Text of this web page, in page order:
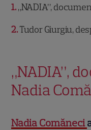
1 „NADIA”,
2 Tudor Giurgiu,
„NADIA”,
Nadia
Nadia Comăneci